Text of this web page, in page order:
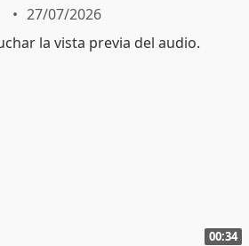
27/07/2026
00:34